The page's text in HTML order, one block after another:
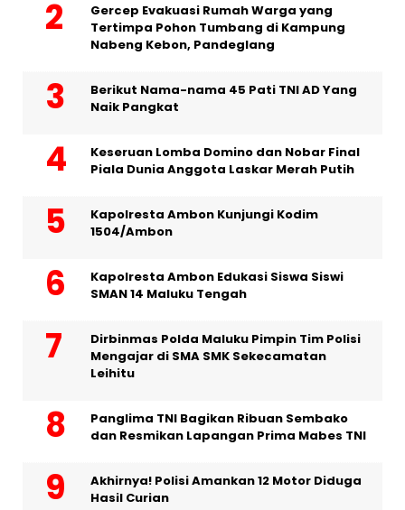
Gercep Evakuasi Rumah Warga yang
Tertimpa Pohon Tumbang di Kampung
Nabeng Kebon, Pandeglang
Berikut Nama-nama 45 Pati TNI AD Yang
Naik Pangkat
Keseruan Lomba Domino dan Nobar Final
Piala Dunia Anggota Laskar Merah Putih
Kapolresta Ambon Kunjungi Kodim
1504/Ambon
Kapolresta Ambon Edukasi Siswa Siswi
SMAN 14 Maluku Tengah
Dirbinmas Polda Maluku Pimpin Tim Polisi
Mengajar di SMA SMK Sekecamatan
Leihitu
Panglima TNI Bagikan Ribuan Sembako
dan Resmikan Lapangan Prima Mabes TNI
Akhirnya! Polisi Amankan 12 Motor Diduga
Hasil Curian